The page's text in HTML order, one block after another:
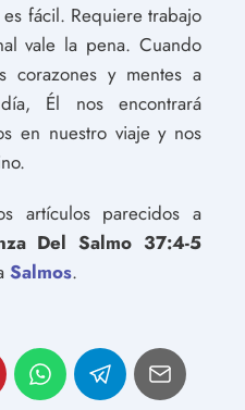
fácil. Requiere trabajo
vale la pena. Cuando
corazones y mentes a
Él nos encontrará
en nuestro viaje y nos
artículos parecidos a
Del Salmo 37:4-5
Salmos.